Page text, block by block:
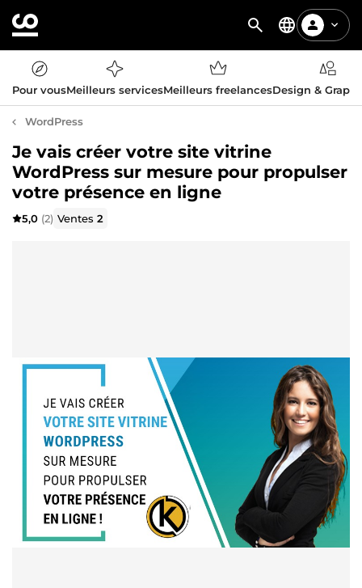
Pour vousMeilleurs servicesMeilleurs freelancesDesign &
WordPress
Je vais créer votre site vitrine
WordPress sur mesure pour propulser
votre présence en ligne
5,0 (2) Ventes2